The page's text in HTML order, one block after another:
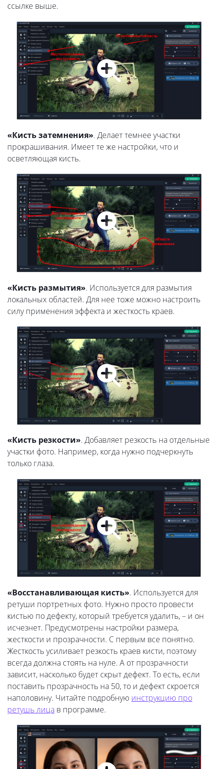
ссылке выше.
«Кисть затемнения». Делает темнее участки
прокрашивания. Имеет те же настройки, что и
осветляющая кисть.
«Кисть размытия». Используется для размытия
локальных областей. Для нее тоже можно настроить
силу применения эффекта и жесткость краев.
«Кисть резкости». Добавляет резкость на отдельные
участки фото. Например, когда нужно подчеркнуть
только глаза.
«Восстанавливающая кисть». Используется для
ретуши портретных фото. Нужно просто провести
кистью по дефекту, который требуется удалить, – и он
исчезнет. Предусмотрены настройки размера,
жесткости и прозрачности. С первым все понятно.
Жесткость усиливает резкость краев кисти, поэтому
всегда должна стоять на нуле. А от прозрачности
зависит, насколько будет скрыт дефект. То есть, если
поставить прозрачность на 50, то и дефект скроется
наполовину. Читайте подробную инструкцию про
ретушь лица в программе.